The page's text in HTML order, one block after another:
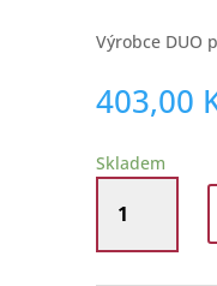
Výrobce DUO
403,00
Skladem
bylinky